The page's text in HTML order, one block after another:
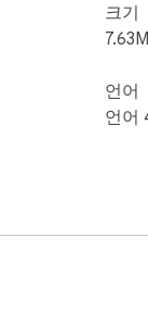
크기
언어
언어